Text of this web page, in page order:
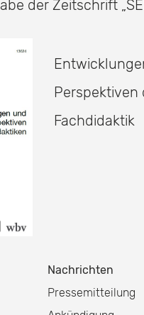
der Zeitschrift
Perspektiven
Fachdidaktik
Nachrichten
Pressemitteilung